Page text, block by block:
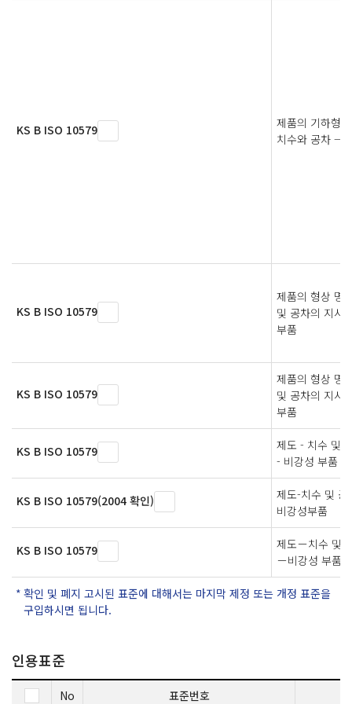
KS B ISO 10579
제품의 기하형
치수와 공차 —
KS B ISO 10579
제품의 형상 명
및 공차의 지시
부품
KS B ISO 10579
제품의 형상 명
및 공차의 지시
부품
KS B ISO 10579
제도 - 치수 및
- 비강성 부품
KS B ISO 10579(2004 확인)
제도-치수 및
비강성부품
KS B ISO 10579
제도－치수 및
－비강성 부품
확인 및 폐지 고시된 표준에 대해서는 마지막 제정 또는 개정 표준을
구입하시면 됩니다.
인용표준
No 표준번호